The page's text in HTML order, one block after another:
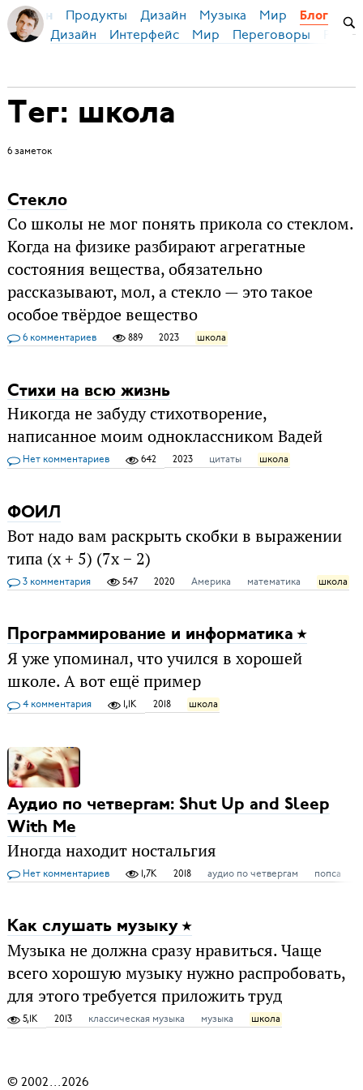
Бирман Продукты Дизайн Музыка Мир Блог
Дизайн Интерфейс Мир Переговоры
Тег: школа
6 заметок
Стекло
Со школы не мог понять прикола со стеклом.
Когда на физике разбирают агрегатные
состояния вещества, обязательно
рассказывают, мол, а стекло — это такое
особое твёрдое вещество
6 комментариев 889 2023 школа
Стихи на всю жизнь
Никогда не забуду стихотворение,
написанное моим одноклассником Вадей
Нет комментариев 642 2023 цитаты школа
ФОИЛ
Вот надо вам раскрыть скобки в выражении
типа (x + 5) (7x − 2)
3 комментария 547 2020 Америка математика школа
Программирование и информатика
Я уже упоминал, что учился в хорошей
школе. А вот ещё пример
4 комментария 1,1K 2018 школа
Аудио по четвергам: Shut Up and Sleep
With Me
Иногда находит ностальгия
Нет комментариев 1,7K 2018 аудио по четвергам попса
Как слушать музыку
Музыка не должна сразу нравиться. Чаще
всего хорошую музыку нужно распробовать,
для этого требуется приложить труд
5,1K 2013 классическая музыка музыка школа
© 2002...2026